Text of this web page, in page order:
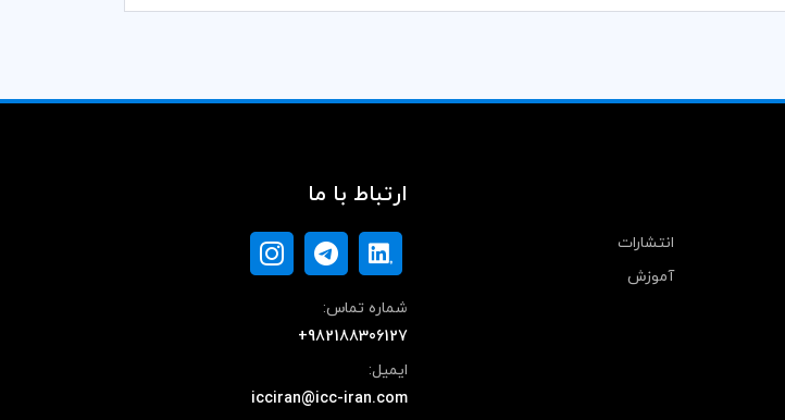
انتشارات
آموزش
ارتباط با ما
شماره تماس:
+982188306127
ایمیل:
icciran@icc-iran.com